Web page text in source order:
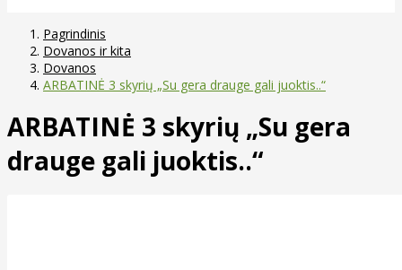
Pagrindinis
Dovanos ir kita
Dovanos
ARBATINĖ 3 skyrių „Su gera drauge gali juoktis..“
ARBATINĖ 3 skyrių „Su gera
drauge gali juoktis..“